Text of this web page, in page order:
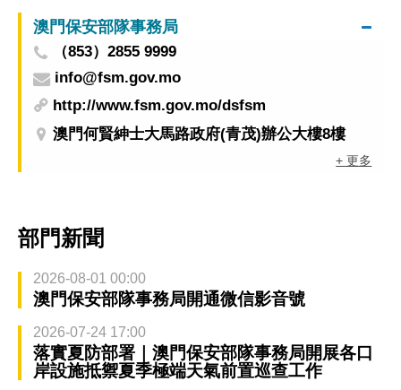
澳門保安部隊事務局
（853）2855 9999
info@fsm.gov.mo
http://www.fsm.gov.mo/dsfsm
澳門何賢紳士大馬路政府(青茂)辦公大樓8樓
+ 更多
部門新聞
2026-08-01 00:00
澳門保安部隊事務局開通微信影音號
2026-07-24 17:00
落實夏防部署｜澳門保安部隊事務局開展各口
岸設施抵禦夏季極端天氣前置巡查工作